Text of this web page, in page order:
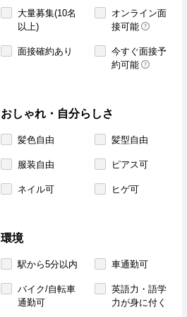
大量募集(10名
以上)
オンライン面
接可能
面接確約あり
今すぐ面接予
約可能
おしゃれ・自分らしさ
髪色自由 髪型自由
服装自由 ピアス可
ネイル可 ヒゲ可
環境
駅から5分以内 車通勤可
バイク/自転車
通勤可
英語力・語学
力が身に付く